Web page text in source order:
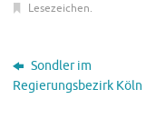
Lesezeichen.
Sondler im
Regierungsbezirk Köln